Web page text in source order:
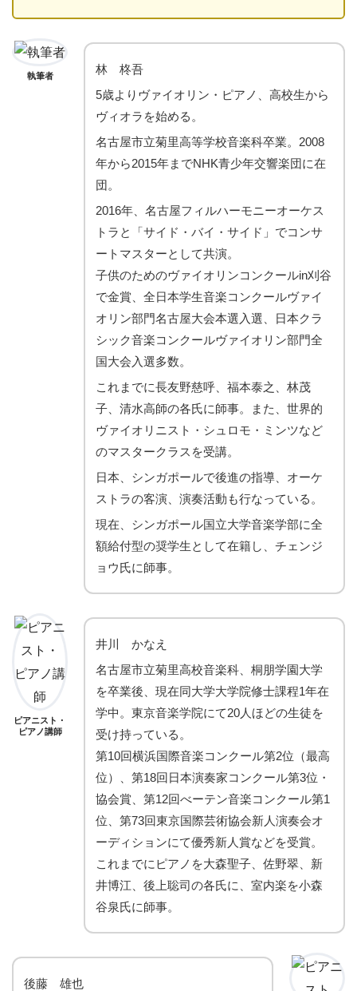
執筆者
林 柊吾
5歳よりヴァイオリン・ピアノ、高校生から
ヴィオラを始める。
名古屋市立菊里高等学校音楽科卒業。2008
年から2015年までNHK青少年交響楽団に在
団。
2016年、名古屋フィルハーモニーオーケス
トラと「サイド・バイ・サイド」でコンサ
ートマスターとして共演。
子供のためのヴァイオリンコンクールin刈谷
で金賞、全日本学生音楽コンクールヴァイ
オリン部門名古屋大会本選入選、日本クラ
シック音楽コンクールヴァイオリン部門全
国大会入選多数。
これまでに長友野慈呼、福本泰之、林茂
子、清水高師の各氏に師事。また、世界的
ヴァイオリニスト・シュロモ・ミンツなど
のマスタークラスを受講。
日本、シンガポールで後進の指導、オーケ
ストラの客演、演奏活動も行なっている。
現在、シンガポール国立大学音楽学部に全
額給付型の奨学生として在籍し、チェンジ
ョウ氏に師事。
ピアニスト・
ピアノ講師
井川 かなえ
名古屋市立菊里高校音楽科、桐朋学園大学
を卒業後、現在同大学大学院修士課程1年在
学中。東京音楽学院にて20人ほどの生徒を
受け持っている。
第10回横浜国際音楽コンクール第2位（最高
位）、第18回日本演奏家コンクール第3位・
協会賞、第12回べーテン音楽コンクール第1
位、第73回東京国際芸術協会新人演奏会オ
ーディションにて優秀新人賞などを受賞。
これまでにピアノを大森聖子、佐野翠、新
井博江、後上聡司の各氏に、室内楽を小森
谷泉氏に師事。
後藤 雄也